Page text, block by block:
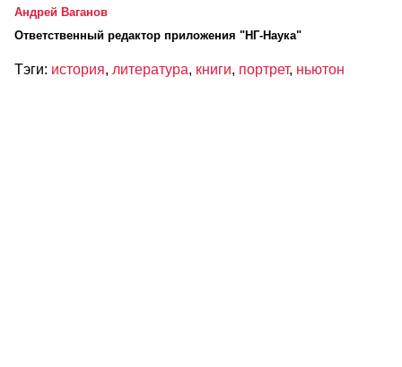
Андрей Ваганов
Ответственный редактор приложения "НГ-Наука"
Тэги: история, литература, книги, портрет, ньютон